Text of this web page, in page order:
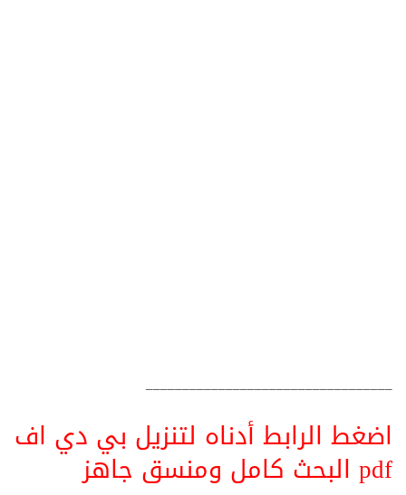
__________________________________
اضغط الرابط أدناه لتنزيل بي دي اف
pdf البحث كامل ومنسق جاهز